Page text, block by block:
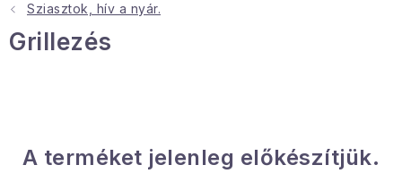
Ajándékok
Lakástextil
Sziasztok, hív a nyár.
Grillezés
A terméket jelenleg előkészítjük.